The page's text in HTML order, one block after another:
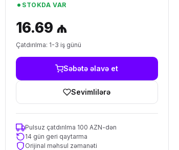
STOKDA VAR
16.69 ₼
Çatdırılma: 1-3 iş günü
Səbətə əlavə et
Sevimlilərə
Pulsuz çatdırılma 100 AZN-dən
14 gün geri qaytarma
Orijinal məhsul zəmanəti